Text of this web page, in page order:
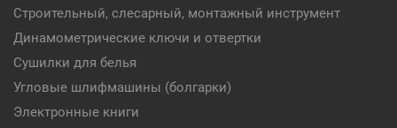
Строительный, слесарный, монтажный инструмент
Динамометрические ключи и отвертки
Сушилки для белья
Угловые шлифмашины (болгарки)
Электронные книги